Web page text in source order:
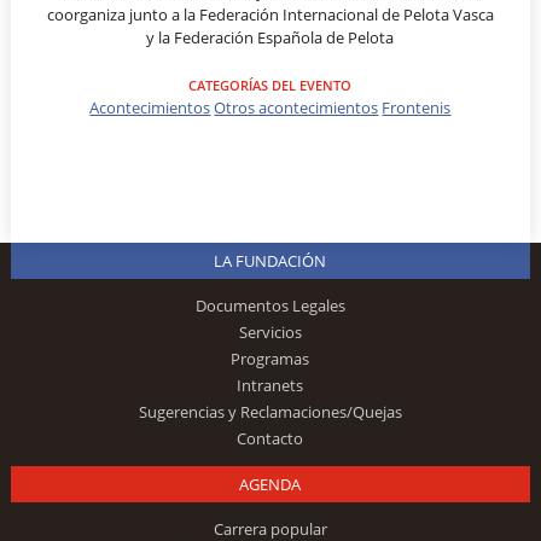
coorganiza junto a la Federación Internacional de Pelota Vasca
y la Federación Española de Pelota
CATEGORÍAS DEL EVENTO
AcontecimientosOtros acontecimientos Frontenis
LA FUNDACIÓN
Documentos Legales
Servicios
Programas
Intranets
Sugerencias y Reclamaciones/Quejas
Contacto
AGENDA
Carrera popular